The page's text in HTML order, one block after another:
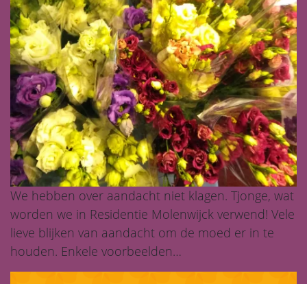
We hebben over aandacht niet klagen. Tjonge, wat
worden we in Residentie Molenwijck verwend! Vele
lieve blijken van aandacht om de moed er in te
houden. Enkele voorbeelden…